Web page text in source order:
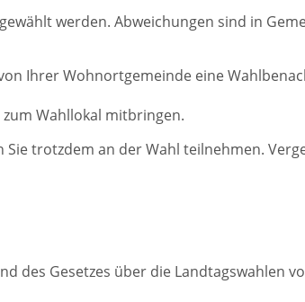
werden. Abweichungen sind in
Ihrer Wohnortgemeinde eine
Wahllokal mitbringen.
trotzdem an der Wahl teilnehmen.
Gesetzes über die Landtagswahlen